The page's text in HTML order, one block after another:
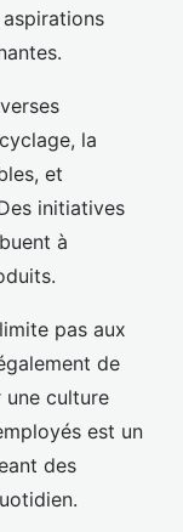
la
et
initiatives
à
pas aux
de
culture
est un
des